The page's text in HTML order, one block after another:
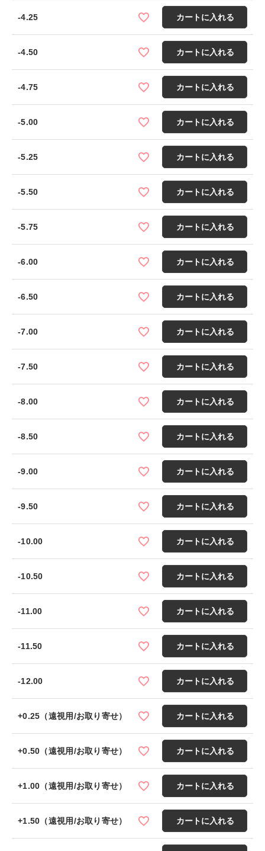
-4.25 カートに入れる
-4.50 カートに入れる
-4.75 カートに入れる
-5.00 カートに入れる
-5.25 カートに入れる
-5.50 カートに入れる
-5.75 カートに入れる
-6.00 カートに入れる
-6.50 カートに入れる
-7.00 カートに入れる
-7.50 カートに入れる
-8.00 カートに入れる
-8.50 カートに入れる
-9.00 カートに入れる
-9.50 カートに入れる
-10.00 カートに入れる
-10.50 カートに入れる
-11.00 カートに入れる
-11.50 カートに入れる
-12.00 カートに入れる
+0.25（遠視用/お取り寄せ） カートに入れる
+0.50（遠視用/お取り寄せ） カートに入れる
+1.00（遠視用/お取り寄せ） カートに入れる
+1.50（遠視用/お取り寄せ） カートに入れる